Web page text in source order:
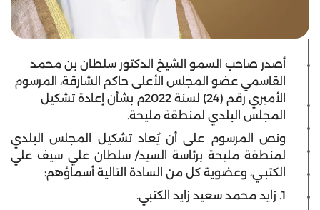
أصدر صاحب السمو الشيخ الدكتور سلطان بن محمد
القاسمي عضو المجلس الأعلى حاكم الشارقة، المرسوم
الأميري رقم (24) لسنة 2022م بشأن إعادة تشكيل
المجلس البلدي لمنطقة مليحة.
ونص المرسوم على أن يُعاد تشكيل المجلس البلدي
لمنطقة مليحة برئاسة السيد/ سلطان علي سيف علي
الكتبـي، وعضوية كل من السادة التالية أسماؤهم:
1. زايد محمد سعيد زايد الكتبي.